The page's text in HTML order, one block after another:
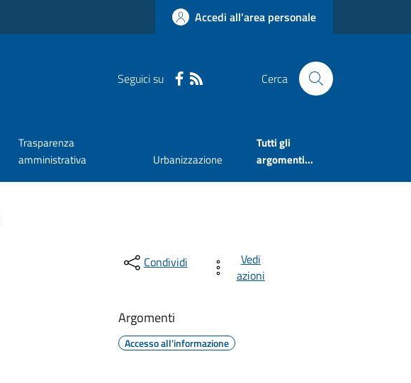
Accedi all'area personale
Seguici su Cerca
Trasparenza
amministrativa
Urbanizzazione
Tutti gli
argomenti...
Condividi
Vedi
azioni
Argomenti
Accesso all'informazione